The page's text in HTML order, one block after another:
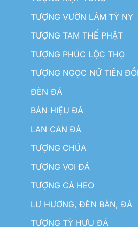
TƯỢNG VƯỜN LÂM TỲ NY
TƯỢNG TAM THẾ PHẬT
TƯỢNG PHÚC LỘC THỌ
TƯỢNG NGỌC NỮ TIÊN
ĐÈN ĐÁ
BẢN HIỆU ĐÁ
LAN CAN ĐÁ
TƯỢNG CHÚA
TƯỢNG VOI ĐÁ
TƯỢNG CÁ HEO
LƯ HƯƠNG, ĐÈN BÀN, ĐÁ
TƯỢNG TỲ HƯU ĐÁ